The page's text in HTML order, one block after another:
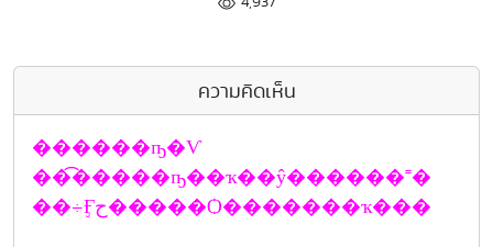
ความคิดเห็น
������ҧ�Ѵ
��͡�����ҧ��ҡ��ŷ������˭�
��÷Ӻح�����Ѻ�������ҡ���